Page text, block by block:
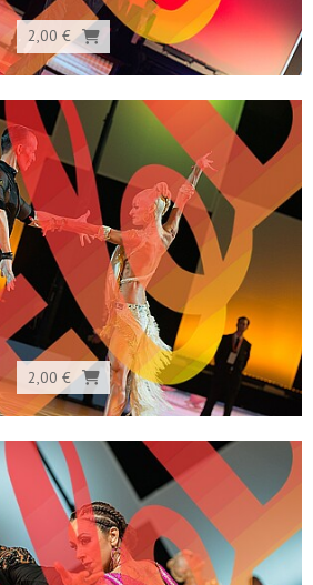
2,00 €
2,00 €